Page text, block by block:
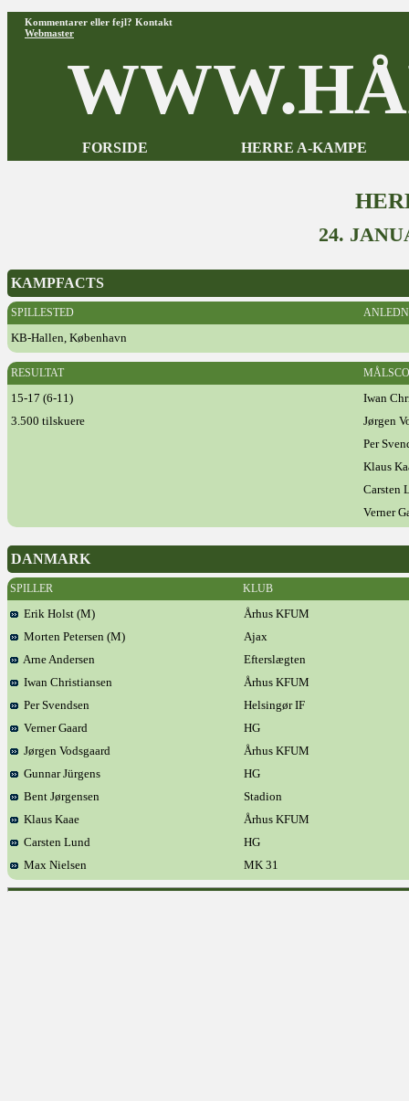
Kommentarer eller fejl? Kontakt
Webmaster
FORSIDE HERRE A-KAMPE
24.
KAMPFACTS
SPILLESTED
KB-Hallen, København
RESULTAT
15-17 (6-11)
Iwan
3.500 tilskuere
Jørgen
Per
Klaus
Carsten
Verner
DANMARK
SPILLER KLUB
Erik Holst (M)
Århus KFUM
Morten Petersen (M)
Ajax
Arne Andersen
Efterslægten
Iwan Christiansen
Århus KFUM
Per Svendsen
Helsingør IF
Verner Gaard
HG
Jørgen Vodsgaard
Århus KFUM
Gunnar Jürgens
HG
Bent Jørgensen
Stadion
Klaus Kaae
Århus KFUM
Carsten Lund
HG
Max Nielsen
MK 31